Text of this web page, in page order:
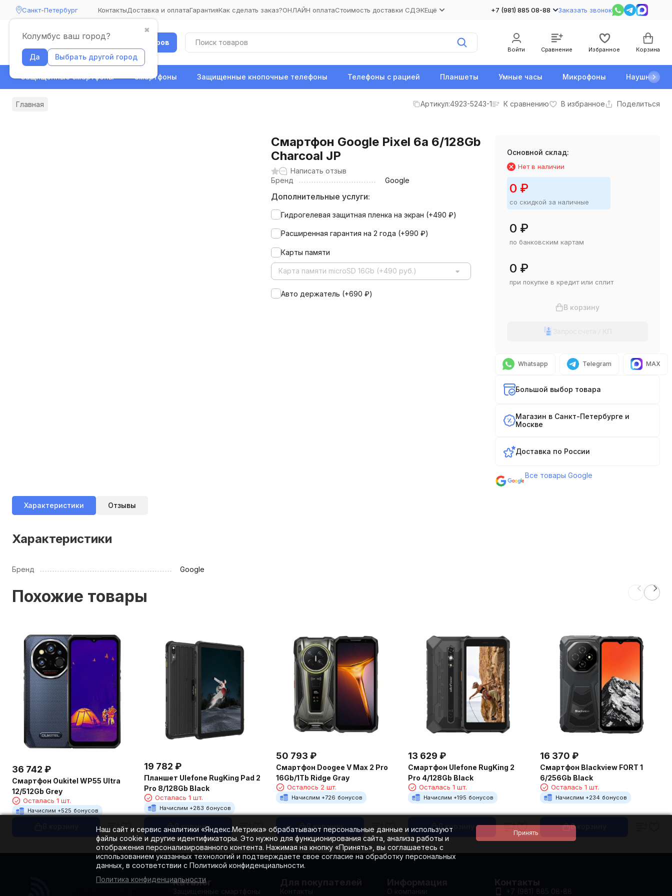
Санкт-Петербург
✖
Колумбус ваш город?
Да Выбрать другой город
КонтактыДоставка и оплатаГарантияКак сделать заказ?ОНЛАЙН оплатаСтоимость доставки СДЭКЕщё +7 (981) 885 08-88 Заказать звонок
Каталог товаров
Войти Сравнение Избранное Корзина
Защищенные смартфоны Смартфоны Защищенные кнопочные телефоны Телефоны с рацией Планшеты Умные часы Микрофоны Наушники
Главная Артикул:4923-5243-1 К сравнению В избранное Поделиться
Смартфон Google Pixel 6a 6/128Gb
Charcoal JP
Написать отзыв
Бренд
Google
Дополнительные услуги:
Гидрогелевая защитная пленка на экран (+490₽)
Расширенная гарантия на 2 года (+990₽)
Карты памяти
Карта памяти microSD 16Gb (+490 руб.)
Авто держатель (+690₽)
Основной склад:
Нет в наличии
0 ₽
со скидкой за наличные
0 ₽
по банковским картам
0 ₽
при покупке в кредит или сплит
В корзину
Whatsapp Telegram MAX
Большой выбор товара
Магазин в Санкт-Петербурге и
Москве
Доставка по России
Все товары Google
Характеристики Отзывы
Характеристики
Бренд Google
Похожие товары
36 742 ₽
Смартфон Oukitel WP55 Ultra
12/512Gb Grey
Осталась 1 шт.
Начислим +525 бонусов
19 782 ₽
Планшет Ulefone RugKing Pad 2
Pro 8/128Gb Black
Осталась 1 шт.
Начислим +283 бонусов
В корзину
50 793 ₽
Смартфон Doogee V Max 2 Pro
16Gb/1Tb Ridge Gray
Осталось 2 шт.
Начислим +726 бонусов
В корзину
13 629 ₽
Смартфон Ulefone RugKing 2
Pro 4/128Gb Black
Осталась 1 шт.
Начислим +195 бонусов
В корзину
16 370 ₽
Смартфон Blackview FORT 1
6/256Gb Black
Осталась 1 шт.
Начислим +234 бонусов
В корзину
Каталог
Наш сайт и сервис аналитики «Яндекс.Метрика» обрабатывают персональные данные и используют
файлы cookie и другие идентификаторы. Это нужно для функционирования сайта, анализа работы и
отображения персонализированного контента. Нажимая на кнопку «Принять», вы соглашаетесь с
использованием указанных технологий и подтверждаете свое согласие на обработку персональных
данных, в соответствии с Политикой конфиденциальности.
Политика конфиденциальности